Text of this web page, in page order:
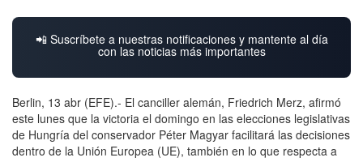
📲 Suscríbete a nuestras notificaciones y mantente al día
con las noticias más importantes
Berlin, 13 abr (EFE).- El canciller alemán, Friedrich Merz, afirmó
este lunes que la victoria el domingo en las elecciones legislativas
de Hungría del conservador Péter Magyar facilitará las decisiones
dentro de la Unión Europea (UE), también en lo que respecta a